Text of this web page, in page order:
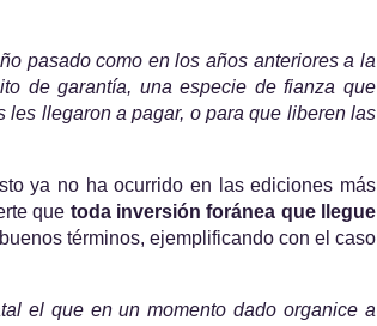
pasado como en los años anteriores a la
de garantía, una especie de fianza que
llegaron a pagar, o para que liberen las
ya no ha ocurrido en las ediciones más
que toda inversión foránea que llegue
términos, ejemplificando con el caso
el que en un momento dado organice a